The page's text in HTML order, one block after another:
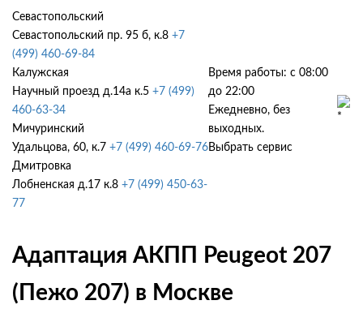
Севастопольский
Севастопольский пр. 95 б, к.8 +7
(499) 460-69-84
Калужская
Научный проезд д.14а к.5 +7 (499)
460-63-34
Мичуринский
Удальцова, 60, к.7 +7 (499) 460-69-76
Дмитровка
Лобненская д.17 к.8 +7 (499) 450-63-
77
Время работы: с 08:00
до 22:00
Ежедневно, без
выходных.
Выбрать сервис
Адаптация АКПП Peugeot 207
(Пежо 207) в Москве